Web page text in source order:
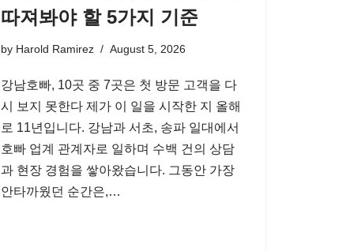
따져봐야 할 5가지 기준
by Harold Ramirez August 5, 2026
강남호빠, 10곳 중 7곳은 첫 방문 고객을 다
시 보지 못한다 제가 이 일을 시작한 지 올해
로 11년입니다. 강남과 서초, 송파 일대에서
호빠 업계 관계자로 일하며 수백 건의 상담
과 현장 경험을 쌓아왔습니다. 그동안 가장
안타까웠던 순간은,…